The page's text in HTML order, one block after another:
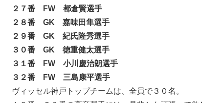
２７番 FW 都倉賢選手
２８番 GK 嘉味田隼選手
２９番 GK 紀氏隆秀選手
３０番 GK 徳重健太選手
３１番 FW 小川慶治朗選手
３２番 FW 三島康平選手
ヴィッセル神戸トップチームは、全員で３０名。